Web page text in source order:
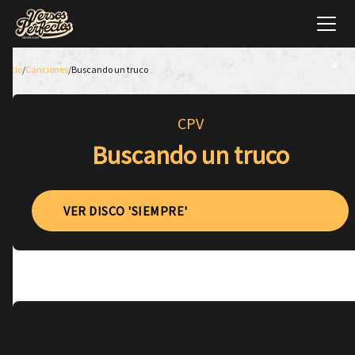
Inicio/Canciones/Buscando un truco
CPV
Buscando un truco
VER DISCO 'SIEMPRE'